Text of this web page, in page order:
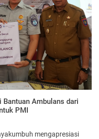
Ambulans dari
PMI
mengapresiasi